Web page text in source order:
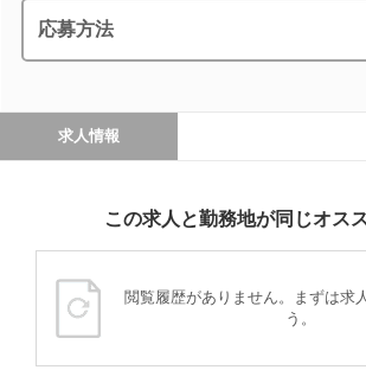
応募方法
求人情報
この求人と勤務地が同じオス
閲覧履歴がありません。まずは求
う。